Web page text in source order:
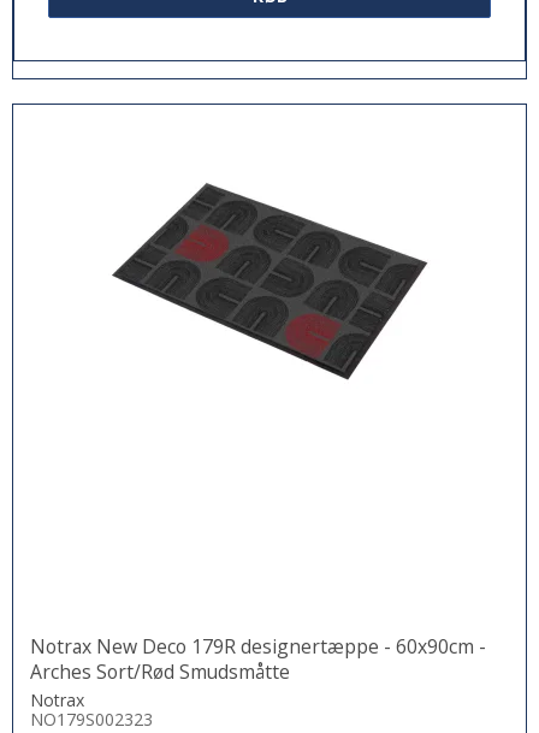
Notrax New Deco 179R designertæppe - 60x90cm -
Arches Sort/Rød Smudsmåtte
Notrax
NO179S002323